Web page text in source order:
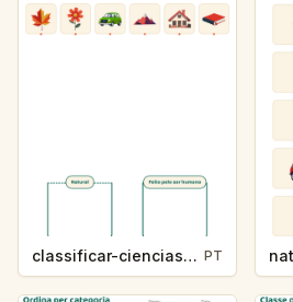
classificar-ciencias-k214-5 PT